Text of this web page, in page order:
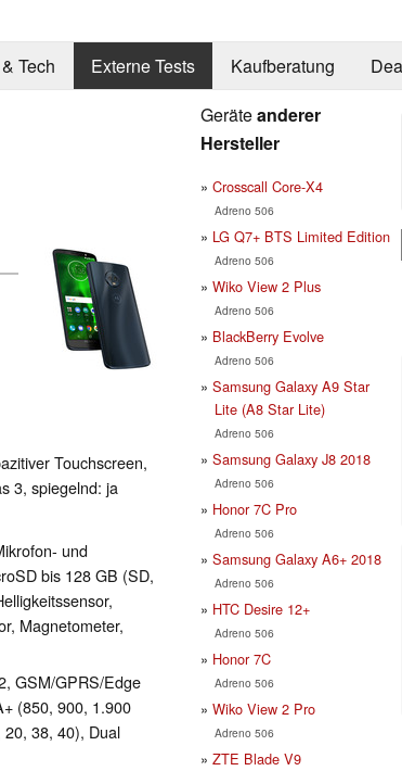
Tech Externe Tests Kaufberatung
Touchscreen,
3, spiegelnd: ja
und
bis 128 GB (SD,
Magnetometer,
GSM/GPRS/Edge
(850, 900, 1.900
38, 40), Dual
Geräteanderer
Hersteller
Crosscall Core-X4
Adreno 506
LG Q7+ BTS Limited Edition
Adreno 506
Wiko View 2 Plus
Adreno 506
BlackBerry Evolve
Adreno 506
Samsung Galaxy A9 Star
Lite (A8 Star Lite)
Adreno 506
Samsung Galaxy J8 2018
Adreno 506
Honor 7C Pro
Adreno 506
Samsung Galaxy A6+ 2018
Adreno 506
HTC Desire 12+
Adreno 506
Honor 7C
Adreno 506
Wiko View 2 Pro
Adreno 506
ZTE Blade V9